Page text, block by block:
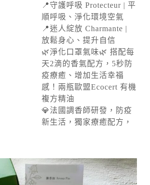
📍守護呼吸 Protecteur | 平
順呼吸、淨化環境空氣
📍迷人綻放 Charmante |
放鬆身心、提升自信
🌿淨化口罩氣味🌿 搭配每
天2滴的香氣配方，5秒防
疫療癒、增加生活幸福
感！兩瓶歐盟Ecocert 有機
複方精油
💎法國調香師研發，防疫
新生活，獨家療癒配方，